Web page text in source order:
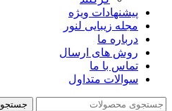
پیشنهادات ویژه
مجله زیبایی لنور
درباره ما
روش های ارسال
تماس با ما
سوالات متداول
جستجو